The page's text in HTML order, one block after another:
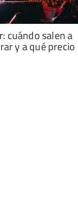
cuándo salen a
y a qué precio